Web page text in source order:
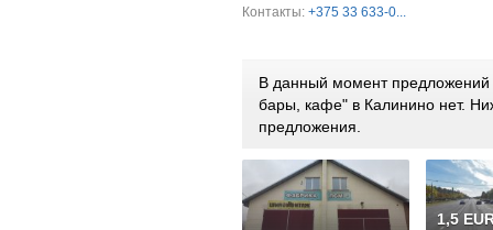
Контакты: +375 33 633-0...
В данный момент
бары, кафе" в Калинино нет.
предложения.
1,5